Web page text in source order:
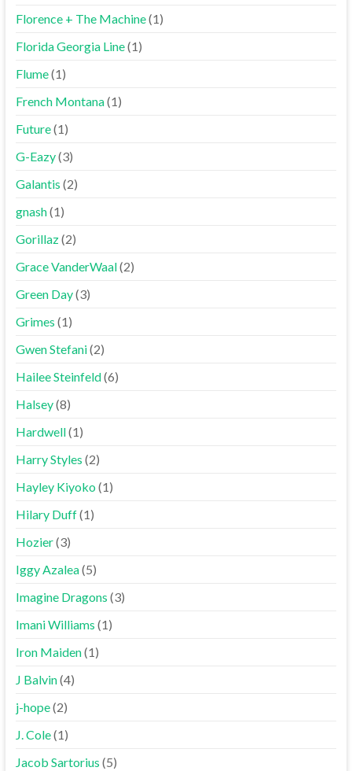
Florence + The Machine(1)
Florida Georgia Line(1)
Flume(1)
French Montana(1)
Future(1)
G-Eazy(3)
Galantis (2)
gnash(1)
Gorillaz(2)
Grace VanderWaal(2)
Green Day(3)
Grimes (1)
Gwen Stefani(2)
Hailee Steinfeld(6)
Halsey(8)
Hardwell(1)
Harry Styles (2)
Hayley Kiyoko(1)
Hilary Duff(1)
Hozier(3)
Iggy Azalea(5)
Imagine Dragons (3)
Imani Williams (1)
Iron Maiden(1)
J Balvin(4)
j-hope(2)
J. Cole(1)
Jacob Sartorius (5)